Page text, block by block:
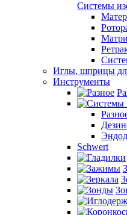
Системы
Иглы, шприцы
Инструменты
Schwert